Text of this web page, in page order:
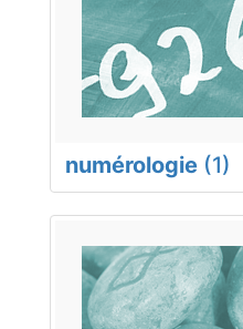
numérologie (1)